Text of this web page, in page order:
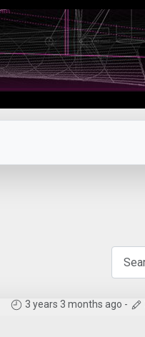
3 years 3 months ago -